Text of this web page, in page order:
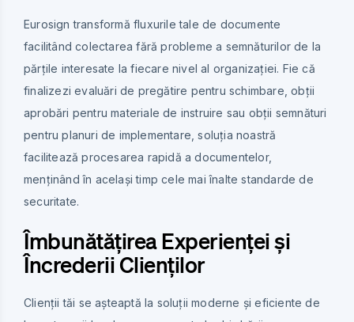
Eurosign transformă fluxurile tale de documente
facilitând colectarea fără probleme a semnăturilor de la
părțile interesate la fiecare nivel al organizației. Fie că
finalizezi evaluări de pregătire pentru schimbare, obții
aprobări pentru materiale de instruire sau obții semnături
pentru planuri de implementare, soluția noastră
facilitează procesarea rapidă a documentelor,
menținând în același timp cele mai înalte standarde de
securitate.
Îmbunătățirea Experienței și
Încrederii Clienților
Clienții tăi se așteaptă la soluții moderne și eficiente de